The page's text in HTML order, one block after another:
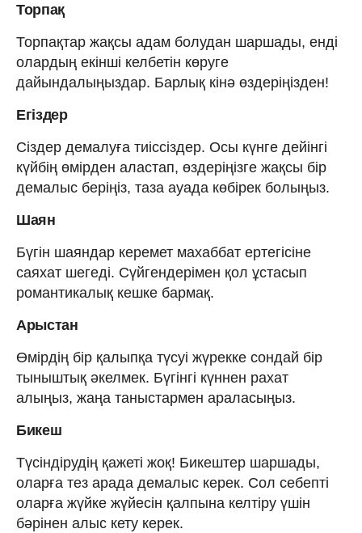
Торпақ
Торпақтар жақсы адам болудан шаршады, енді
олардың екінші келбетін көруге
дайындалыңыздар. Барлық кінә өздеріңізден!
Егіздер
Сіздер демалуға тиіссіздер. Осы күнге дейінгі
күйбің өмірден аластап, өздеріңізге жақсы бір
демалыс беріңіз, таза ауада көбірек болыңыз.
Шаян
Бүгін шаяндар керемет махаббат ертегісіне
саяхат шегеді. Сүйгендерімен қол ұстасып
романтикалық кешке бармақ.
Арыстан
Өмірдің бір қалыпқа түсуі жүрекке сондай бір
тыныштық әкелмек. Бүгінгі күннен рахат
алыңыз, жаңа таныстармен араласыңыз.
Бикеш
Түсіндірудің қажеті жоқ! Бикештер шаршады,
оларға тез арада демалыс керек. Сол себепті
оларға жүйке жүйесін қалпына келтіру үшін
бәрінен алыс кету керек.